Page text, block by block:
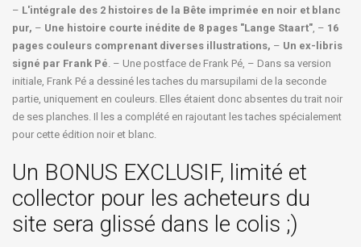
– L'intégrale des 2 histoires de la Bête imprimée en noir et blanc
pur, – Une histoire courte inédite de 8 pages "Lange Staart", – 16
pages couleurs comprenant diverses illustrations, – Un ex-libris
signé par Frank Pé. – Une postface de Frank Pé, – Dans sa version
initiale, Frank Pé a dessiné les taches du marsupilami de la seconde
partie, uniquement en couleurs. Elles étaient donc absentes du trait noir
de ses planches. Il les a complété en rajoutant les taches spécialement
pour cette édition noir et blanc.
Un BONUS EXCLUSIF, limité et
collector pour les acheteurs du
site sera glissé dans le colis ;)